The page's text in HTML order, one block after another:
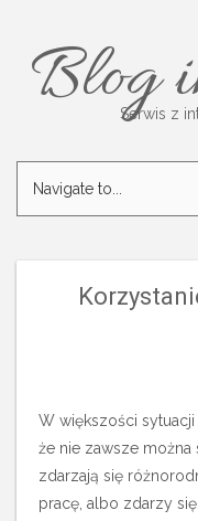
BlogSerwis z
W większości sytuacji
że nie zawsze
zdarzają się
pracę, albo zdarzy